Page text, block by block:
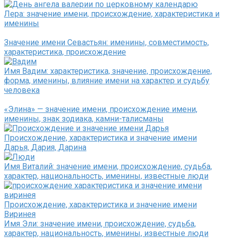
Лера: значение имени, происхождение, характеристика и
именины
Значение имени Севастьян: именины, совместимость,
характеристика, происхождение
Имя Вадим: характеристика, значение, происхождение,
форма, именины, влияние имени на характер и судьбу
человека
«Элина» — значение имени, происхождение имени,
именины, знак зодиака, камни-талисманы
Происхождение, характеристика и значение имени
Дарья, Дария, Дарина
Имя Виталий: значение имени, происхождение, судьба,
характер, национальность, именины, известные люди
Происхождение, характеристика и значение имени
Виринея
Имя Эли: значение имени, происхождение, судьба,
характер, национальность, именины, известные люди